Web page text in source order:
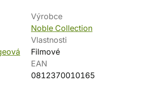
Výrobce
Noble Collection
Vlastnosti
Filmové
EAN
0812370010165